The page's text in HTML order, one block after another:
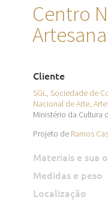
Centro
Cliente
SGL, Sociedade de
Nacional de Arte,
Ministério da Cultura
Projeto de Ramos
Materiais e sua
Medidas e peso
Localização